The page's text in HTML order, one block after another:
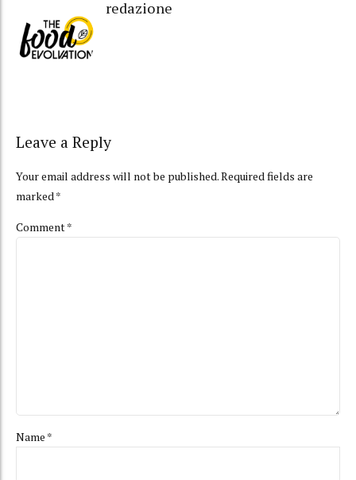
redazione
Leave a Reply
Your email address will not be published. Required fields are
marked *
Comment*
Name *